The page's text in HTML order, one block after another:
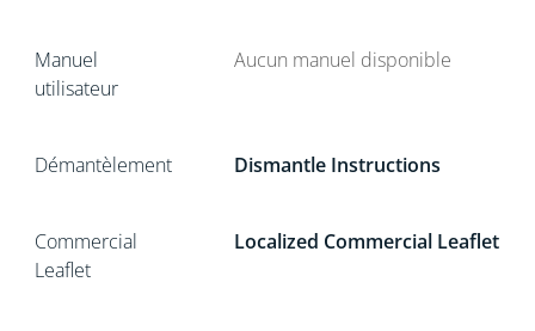
Manuel
utilisateur
Aucun manuel disponible
Démantèlement Dismantle Instructions
Commercial
Leaflet
Localized Commercial Leaflet